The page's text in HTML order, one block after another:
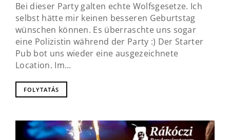
Bei dieser Party galten echte Wolfsgesetze. Ich
selbst hätte mir keinen besseren Geburtstag
wünschen können. Es überraschte uns sogar
eine Polizistin während der Party :) Der Starter
Pub bot uns wieder eine ausgezeichnete
Location. Im...
FOLYTATÁS